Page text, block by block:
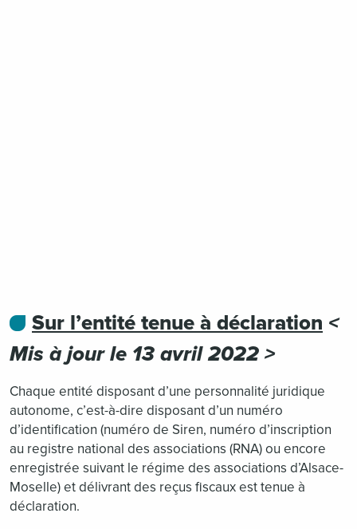
Sur l’entité tenue à déclaration <
Mis à jour le 13 avril 2022 >
Chaque entité disposant d’une personnalité juridique
autonome, c’est-à-dire disposant d’un numéro
d’identification (numéro de Siren, numéro d’inscription
au registre national des associations (RNA) ou encore
enregistrée suivant le régime des associations d’Alsace-
Moselle) et délivrant des reçus fiscaux est tenue à
déclaration.